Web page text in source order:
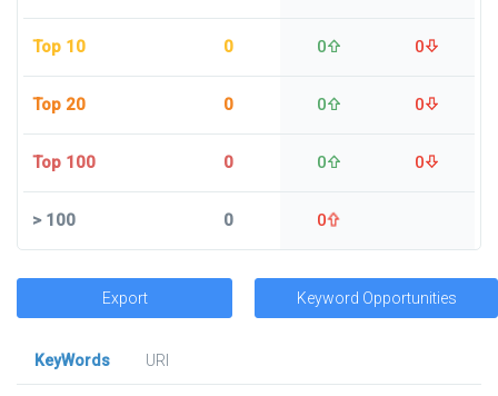
Top 10 0 0 0
Top 20 0 0 0
Top 100 0 0 0
>100 0 0
Export Keyword Opportunities
KeyWords
URl